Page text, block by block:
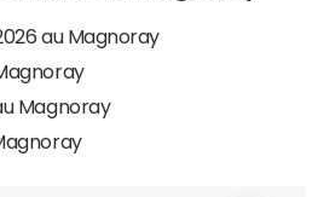
au Magnoray
Magnoray